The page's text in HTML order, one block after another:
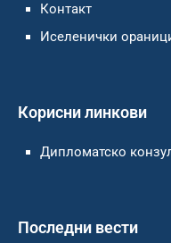
Контакт
Иселенички
Корисни линкови
Дипломатско
Последни вести